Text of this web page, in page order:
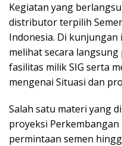
Kegiatan yang
distributor terpilih
Indonesia. Di
melihat secara
fasilitas milik SIG serta
mengenai Situasi dan
Salah satu materi yang
proyeksi
permintaan semen